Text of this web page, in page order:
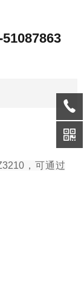
，可通过